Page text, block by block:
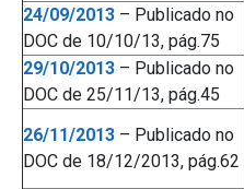
24/09/2013 – Publicado no
DOC de 10/10/13, pág.75
29/10/2013 – Publicado no
DOC de 25/11/13, pág.45
26/11/2013 – Publicado no
DOC de 18/12/2013, pág.62